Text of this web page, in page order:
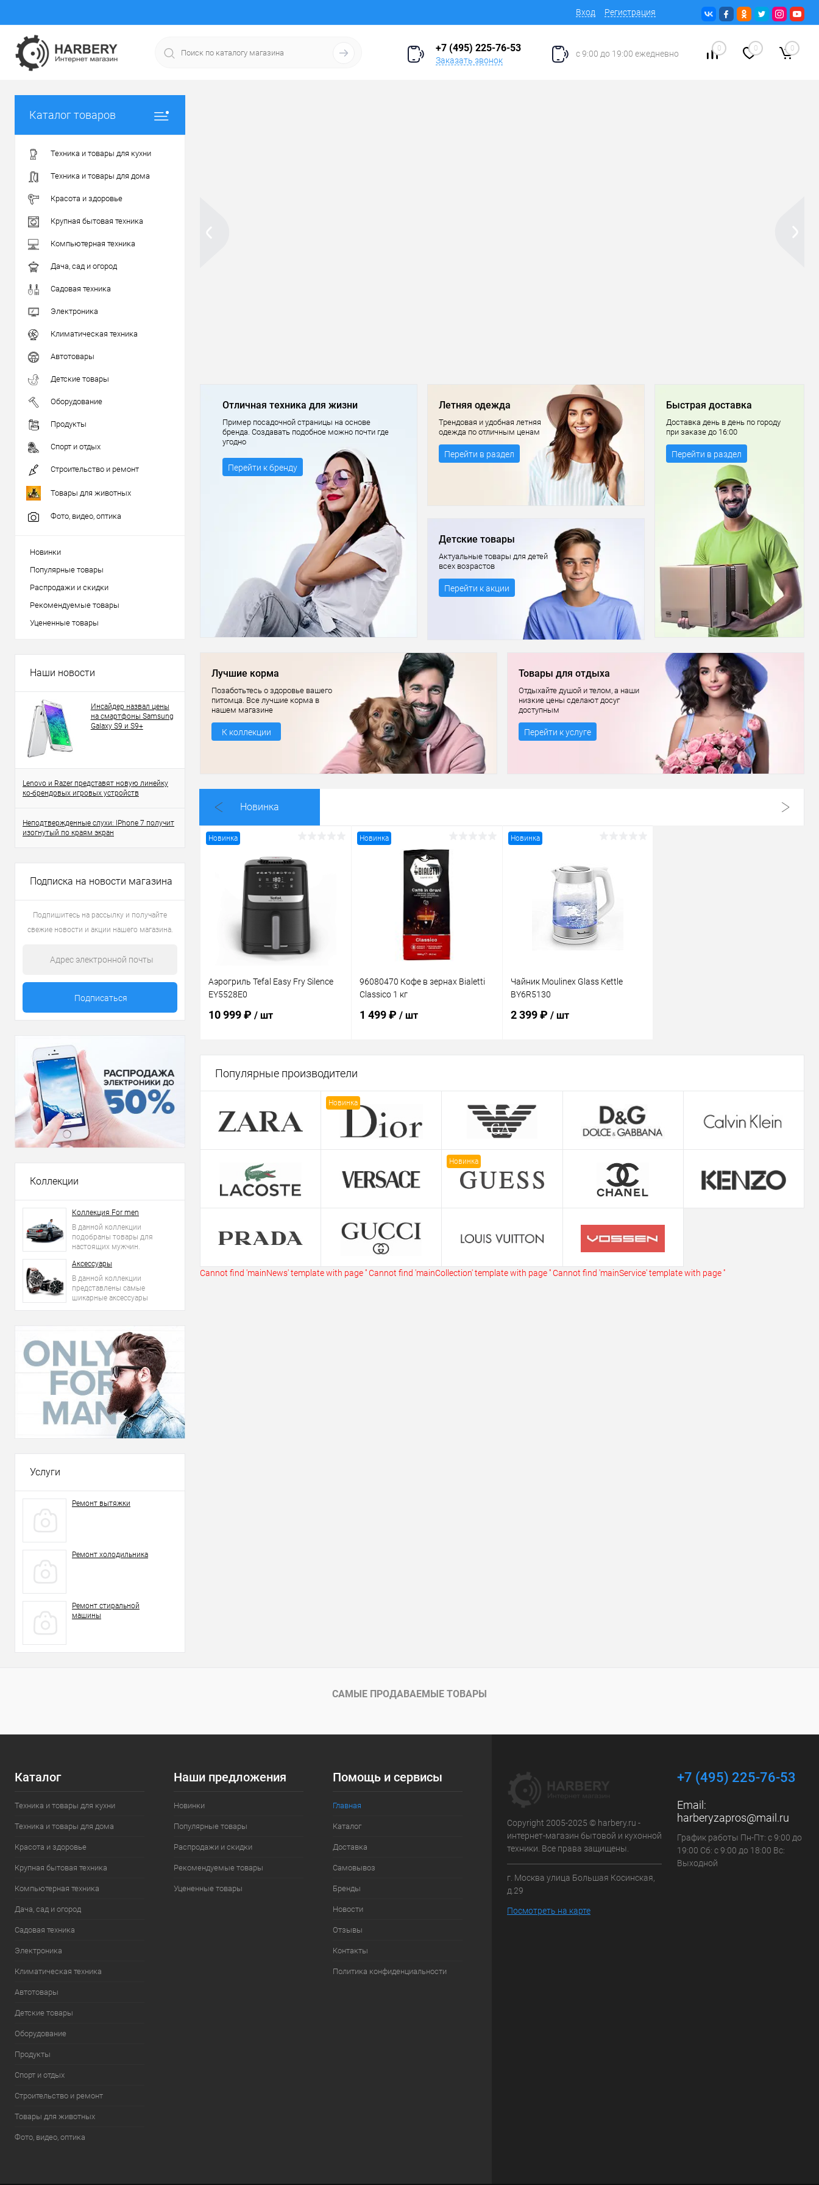
Вход Регистрация
+7 (495) 225-76-53
Заказать звонок
с 9:00 до 19:00 ежедневно
0 0 0
Каталог товаров
Техника и товары для кухни
Техника и товары для дома
Красота и здоровье
Крупная бытовая техника
Компьютерная техника
Дача, сад и огород
Садовая техника
Электроника
Климатическая техника
Автотовары
Детские товары
Оборудование
Продукты
Спорт и отдых
Строительство и ремонт
Товары для животных
Фото, видео, оптика
Новинки
Популярные товары
Распродажи и скидки
Рекомендуемые товары
Уцененные товары
Наши новости
Инсайдер назвал цены
на смартфоны Samsung
Galaxy S9 и S9+
Lenovo и Razer представят новую линейку
ко-брендовых игровых устройств
Неподтвержденные слухи: IPhone 7 получит
изогнутый по краям экран
Подписка на новости магазина
Подпишитесь на рассылку и получайте
свежие новости и акции нашего магазина.
Коллекции
Коллекция For men
В данной коллекции
подобраны товары для
настоящих мужчин.
Аксессуары
В данной коллекции
представлены самые
шикарные аксессуары
Услуги
Ремонт вытяжки
Ремонт холодильника
Ремонт стиральной
машины
Отличная техника для жизни
Пример посадочной страницы на основе
бренда. Создавать подобное можно почти где
угодно
Перейти к бренду
Летняя одежда
Трендовая и удобная летняя
одежда по отличным ценам
Перейти в раздел
Детские товары
Актуальные товары для детей
всех возрастов
Перейти к акции
Быстрая доставка
Доставка день в день по городу
при заказе до 16:00
Перейти в раздел
Лучшие корма
Позаботьтесь о здоровье вашего
питомца. Все лучшие корма в
нашем магазине
К коллекции
Товары для отдыха
Отдыхайте душой и телом, а наши
низкие цены сделают досуг
доступным
Перейти к услуге
Новинка
Новинка
Аэрогриль Tefal Easy Fry Silence
EY5528E0
10 999 ₽ / шт
Сравнение
В избранное
Новинка
96080470 Кофе в зернах Bialetti
Classico 1 кг
1 499 ₽ / шт
В избранное В наличии
Новинка
Чайник Moulinex Glass Kettle
BY6R5130
2 399 ₽ / шт
В избранное В наличии
Популярные производители
Новинка
Новинка
Cannot find 'mainNews' template with page ''Cannot find 'mainCollection' template with page ''Cannot find 'mainService' template with page ''
САМЫЕ ПРОДАВАЕМЫЕ ТОВАРЫ
Каталог
Техника и товары для кухни
Техника и товары для дома
Красота и здоровье
Крупная бытовая техника
Компьютерная техника
Дача, сад и огород
Садовая техника
Электроника
Климатическая техника
Автотовары
Детские товары
Оборудование
Продукты
Спорт и отдых
Строительство и ремонт
Товары для животных
Фото, видео, оптика
Наши предложения
Новинки
Популярные товары
Распродажи и скидки
Рекомендуемые товары
Уцененные товары
Помощь и сервисы
Главная
Каталог
Доставка
Самовывоз
Бренды
Новости
Отзывы
Контакты
Политика конфиденциальности
Copyright 2005-2025 © harbery.ru -
интернет-магазин бытовой и кухонной
техники. Все права защищены.
г. Москва улица Большая Косинская,
д.29
Посмотреть на карте
+7 (495) 225-76-53
Email:
harberyzapros@mail.ru
График работы Пн-Пт: с 9:00 до
19:00 Сб: с 9:00 до 18:00 Вс:
Выходной